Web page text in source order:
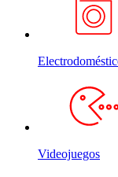
Videojuegos